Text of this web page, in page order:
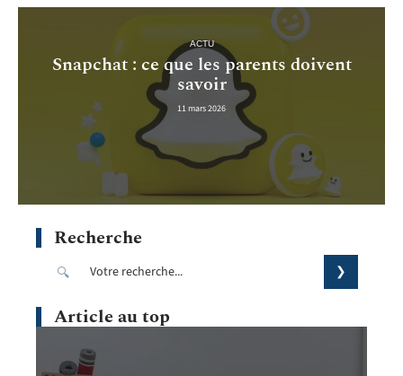
ACTU
Snapchat : ce que les parents doivent
savoir
11 mars 2026
Recherche
Article au top